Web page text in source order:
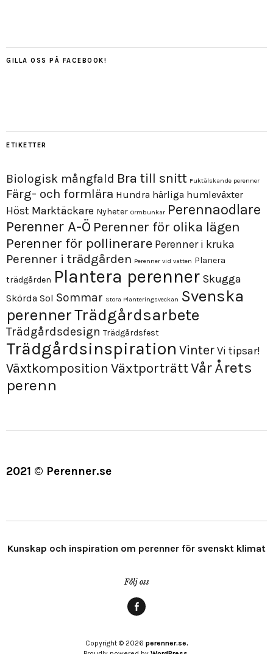
GILLA OSS PÅ FACEBOOK!
ETIKETTER
Biologisk mångfald Bra till snitt Fuktälskande perenner
Färg- och formlära Hundra härliga humleväxter
Höst Marktäckare Nyheter Ormbunkar Perennaodlare
Perenner A-Ö Perenner för olika lägen
Perenner för pollinerare Perenner i kruka
Perenner i trädgården Perenner vid vatten Planera
trädgården Plantera perenner Skugga
Skörda Sol Sommar Stora Planteringsveckan Svenska
perennerTrädgårdsarbete
Trädgårdsdesign Trädgårdsfest
Trädgårdsinspiration VinterVi tipsar!
Växtkomposition VäxtporträttVårÅrets
perenn
2021 © Perenner.se
Kunskap och inspiration om perenner för svenskt klimat
Följ oss
Copyright © 2026 perenner.se.